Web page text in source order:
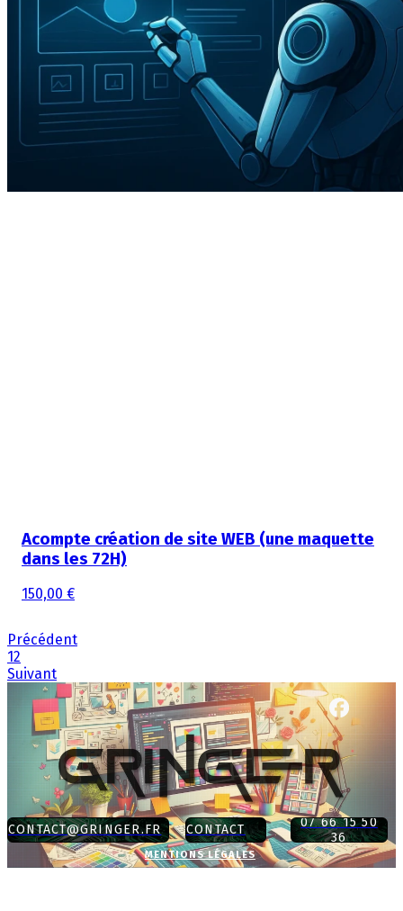
Acompte création de site WEB (une maquette
dans les 72H)
150,00 €
Précédent
12
Suivant
CONTACT@GRINGER.FR CONTACT
07 66 15 50
36
MENTIONS LÉGALES